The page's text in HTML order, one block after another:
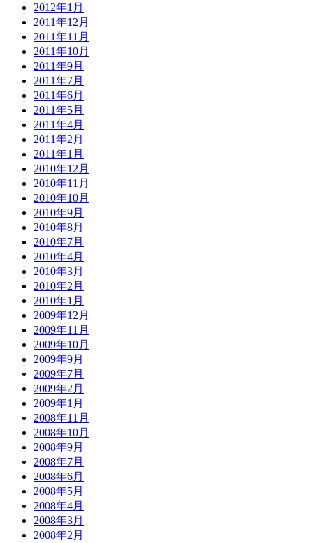
2012年1月
2011年12月
2011年11月
2011年10月
2011年9月
2011年7月
2011年6月
2011年5月
2011年4月
2011年2月
2011年1月
2010年12月
2010年11月
2010年10月
2010年9月
2010年8月
2010年7月
2010年4月
2010年3月
2010年2月
2010年1月
2009年12月
2009年11月
2009年10月
2009年9月
2009年7月
2009年2月
2009年1月
2008年11月
2008年10月
2008年9月
2008年7月
2008年6月
2008年5月
2008年4月
2008年3月
2008年2月